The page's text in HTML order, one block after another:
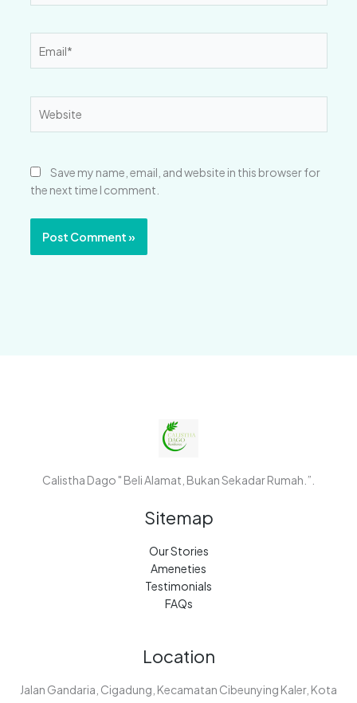
Save my name, email, and website in this browser for
the next time I comment.
Calistha Dago " Beli Alamat, Bukan Sekadar Rumah.”.
Sitemap
Our Stories
Ameneties
Testimonials
FAQs
Location
Jalan Gandaria, Cigadung, Kecamatan Cibeunying Kaler, Kota